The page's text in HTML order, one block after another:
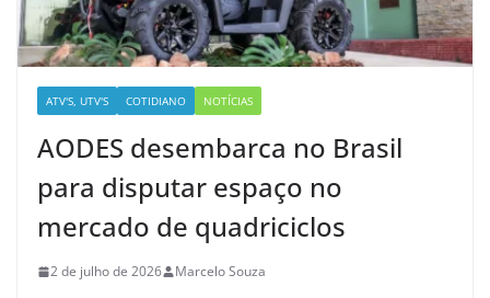
ATV'S, UTV'S COTIDIANO NOTÍCIAS
AODES desembarca no Brasil
para disputar espaço no
mercado de quadriciclos
2 de julho de 2026 Marcelo Souza